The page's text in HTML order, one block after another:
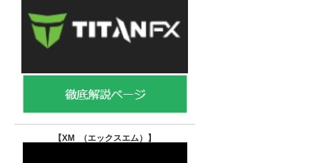
【XM （エックスエム） 】